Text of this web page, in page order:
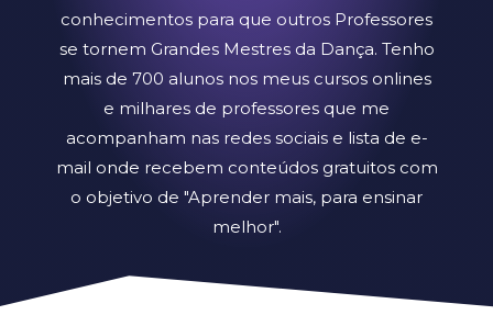
conhecimentos para que outros Professores
se tornem Grandes Mestres da Dança. Tenho
mais de 700 alunos nos meus cursos onlines
e milhares de professores que me
acompanham nas redes sociais e lista de e-
mail onde recebem conteúdos gratuitos com
o objetivo de "Aprender mais, para ensinar
melhor".